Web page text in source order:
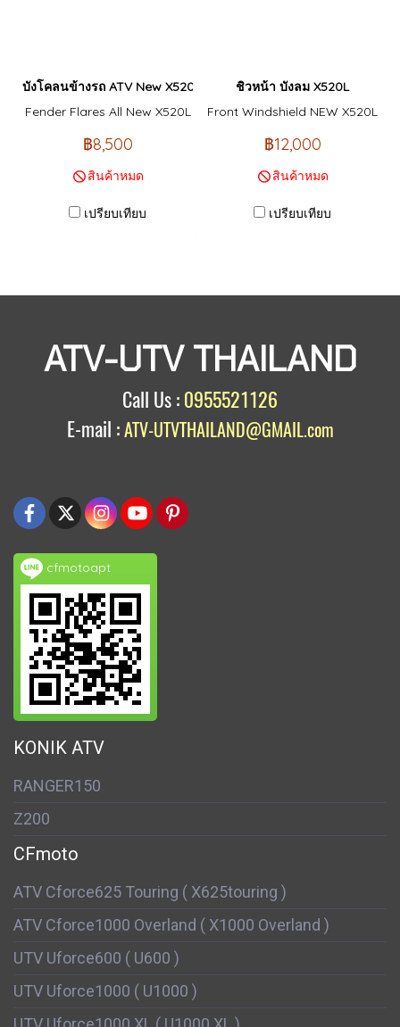
บังโคลนข้างรถ ATV New X520L
Fender Flares All New X520L
฿8,500
สินค้าหมด
เปรียบเทียบ
ชิวหน้า บังลม X520L
Front Windshield NEW X520L
฿12,000
สินค้าหมด
เปรียบเทียบ
ATV-UTV THAILAND
Call Us : 0955521126
E-mail :ATV-UTVTHAILAND@GMAIL.com
cfmotoapt
KONIK ATV
RANGER150
Z200
CFmoto
ATV Cforce625 Touring ( X625touring )
ATV Cforce1000 Overland ( X1000 Overland )
UTV Uforce600 ( U600 )
UTV Uforce1000 ( U1000 )